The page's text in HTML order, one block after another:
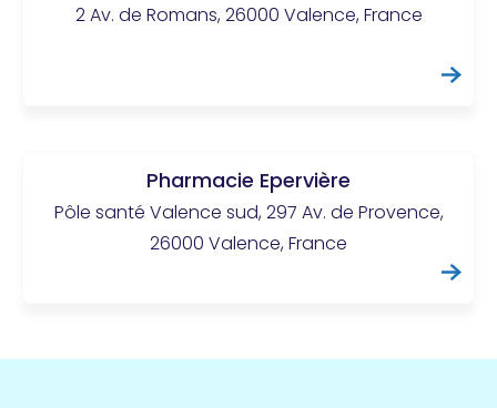
2 Av. de Romans, 26000 Valence, France
Pharmacie Epervière
Pôle santé Valence sud, 297 Av. de Provence,
26000 Valence, France